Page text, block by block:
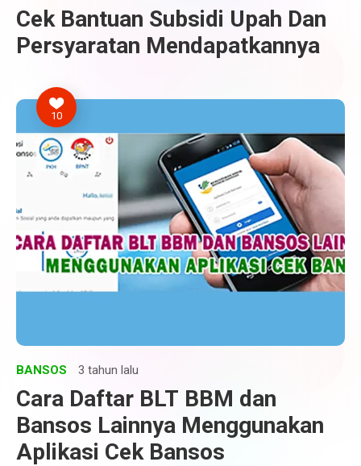
Cek Bantuan Subsidi Upah Dan
Persyaratan Mendapatkannya
10
BANSOS 3 tahun lalu
Cara Daftar BLT BBM dan
Bansos Lainnya Menggunakan
Aplikasi Cek Bansos